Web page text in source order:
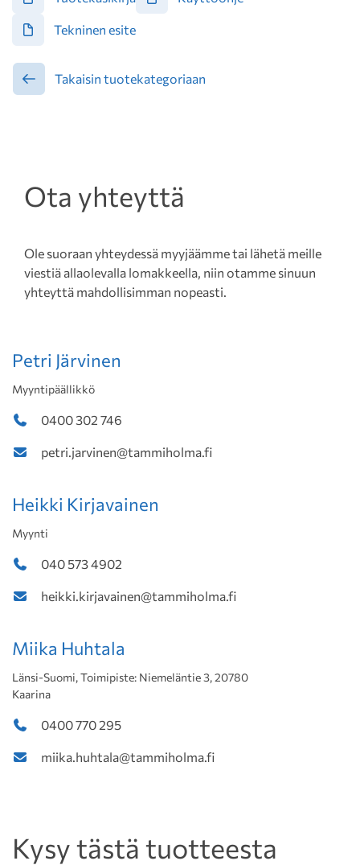
Tekninen esite
Takaisin tuotekategoriaan
Ota yhteyttä
Ole suoraan yhteydessä myyjäämme tai lähetä meille
viestiä allaolevalla lomakkeella, niin otamme sinuun
yhteyttä mahdollisimman nopeasti.
Petri Järvinen
Myyntipäällikkö
0400 302 746
petri.jarvinen@tammiholma.fi
Heikki Kirjavainen
Myynti
040 573 4902
heikki.kirjavainen@tammiholma.fi
Miika Huhtala
Länsi-Suomi, Toimipiste: Niemeläntie 3, 20780
Kaarina
0400 770 295
miika.huhtala@tammiholma.fi
Kysy tästä tuotteesta